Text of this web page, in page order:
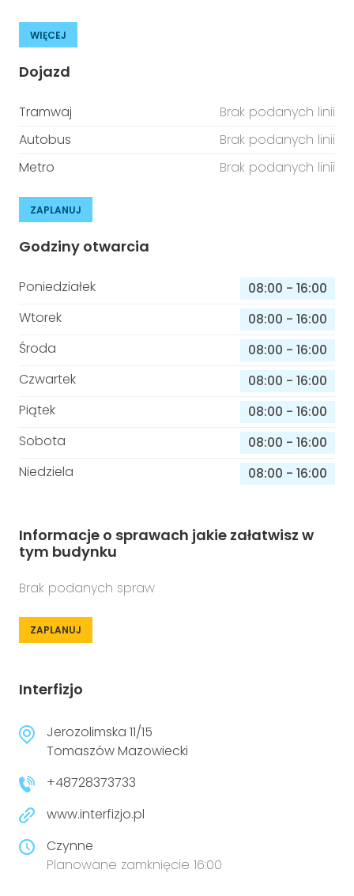
WIĘCEJ
Dojazd
Tramwaj
Brak podanych linii
Autobus
Brak podanych linii
Metro
Brak podanych linii
ZAPLANUJ
Godziny otwarcia
Poniedziałek 08:00 - 16:00
Wtorek
08:00 - 16:00
Środa
08:00 - 16:00
Czwartek
08:00 - 16:00
Piątek
08:00 - 16:00
Sobota
08:00 - 16:00
Niedziela
08:00 - 16:00
Informacje o sprawach jakie załatwisz w
tym budynku
Brak podanych spraw
ZAPLANUJ
Interfizjo
Jerozolimska 11/15
Tomaszów Mazowiecki
+48728373733
www.interfizjo.pl
Czynne
Planowane zamknięcie 16:00